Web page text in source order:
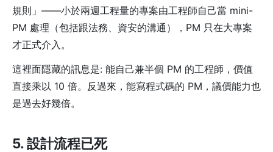
規則」——小於兩週工程量的專案由工程師自己當 mini-
PM 處理（包括跟法務、資安的溝通），PM 只在大專案
才正式介入。
這裡面隱藏的訊息是: 能自己兼半個 PM 的工程師，價值
直接乘以 10 倍。反過來，能寫程式碼的 PM，議價能力也
是過去好幾倍。
5. 設計流程已死